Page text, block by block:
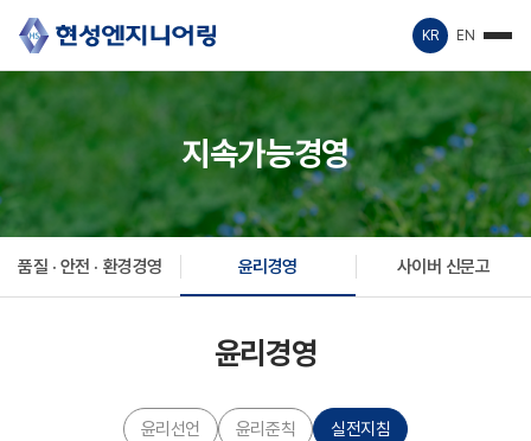
KR EN
지속가능경영
품질 · 안전 · 환경경영 윤리경영 사이버 신문고
윤리경영
윤리선언 윤리준칙 실전지침